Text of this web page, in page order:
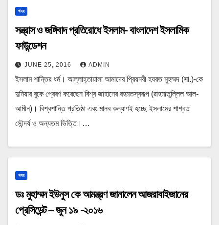
খবর
সন্ত্রাস ও জঙ্গিবাদ প্রতিরোধে ইসলাম- বাংলাদেশ ইসলামিক
ফাউন্ডেশন
JUNE 25, 2016 ADMIN
ইসলাম শান্তির ধর্ম। আল্লাহ্‌তায়ালা আমাদের প্রিয়নবী হযরত মুহম্মদ (সা.)-কে
দুনিয়ার বুকে প্রেরণ করেছেন বিশ্ব জাহানের রহমতস্বরূপ (রাহমাতুল্লিল আল-
আমীন)। বিশ্বশান্তি প্রতিষ্ঠা এবং মানব কল্যাণই হচ্ছে ইসলামের শাশ্বত
সৌন্দর্য ও অন্যতম ভিত্তি।…
খবর
ডঃ মুহাম্মদ ইউনুস কে আমন্ত্রণ জানালেন আজরাবাইজানের
প্রেসিডেন্ট – জুন ১৯ -২০১৬